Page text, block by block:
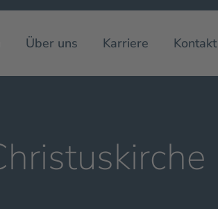
Über uns Karriere Kontakt